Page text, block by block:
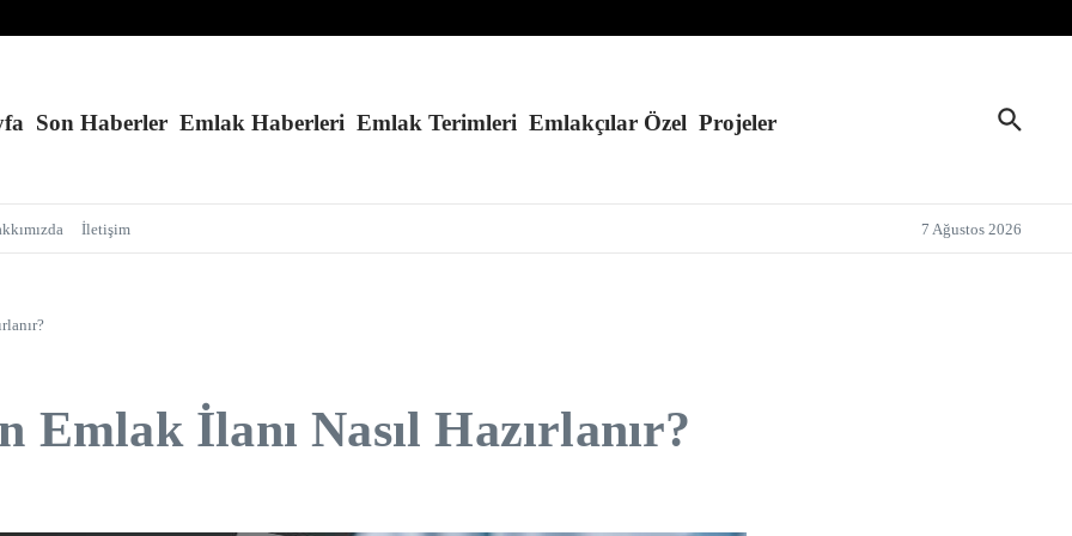
Son Haberler Emlak Haberleri Emlak Terimleri Emlakçılar Özel Projeler
İletişim 7 Ağustos 2026
Emlak İlanı Nasıl Hazırlanır?